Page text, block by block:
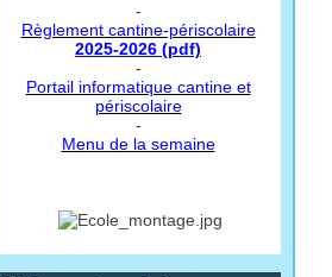
-
Règlement cantine-périscolaire
2025-2026 (pdf)
-
Portail informatique cantine et
périscolaire
-
Menu de la semaine